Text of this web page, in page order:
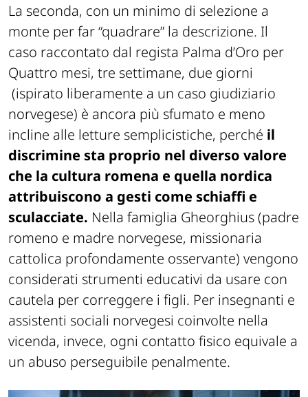
La seconda, con un minimo di selezione a
monte per far “quadrare” la descrizione. Il
caso raccontato dal regista Palma d’Oro per
Quattro mesi, tre settimane, due giorni
(ispirato liberamente a un caso giudiziario
norvegese) è ancora più sfumato e meno
incline alle letture semplicistiche, perché il
discrimine sta proprio nel diverso valore
che la cultura romena e quella nordica
attribuiscono a gesti come schiaffi e
sculacciate. Nella famiglia Gheorghius (padre
romeno e madre norvegese, missionaria
cattolica profondamente osservante) vengono
considerati strumenti educativi da usare con
cautela per correggere i figli. Per insegnanti e
assistenti sociali norvegesi coinvolte nella
vicenda, invece, ogni contatto fisico equivale a
un abuso perseguibile penalmente.